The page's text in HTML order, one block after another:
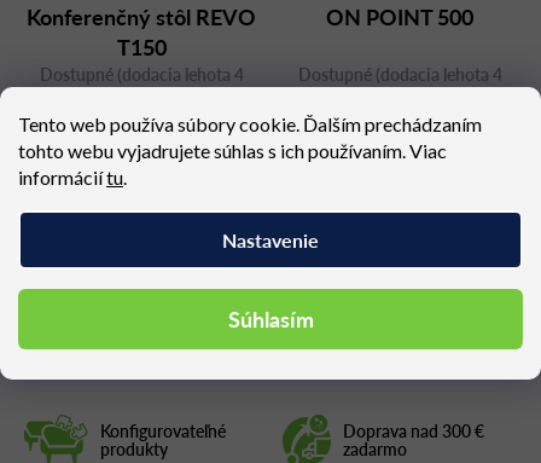
Tento web používa súbory cookie. Ďalším prechádzaním
tohto webu vyjadrujete súhlas s ich používaním. Viac
informáciítu.
Nastavenie
Súhlasím
Konfigurovateľné
produkty
Doprava nad 300 €
zadarmo
Konferenčný stôl REVO
T150
Dostupné (dodacia lehota 4
1 319,79 €
ON POINT 500
Dostupné (dodacia lehota 4
5 261,94 €
Podobné produkty